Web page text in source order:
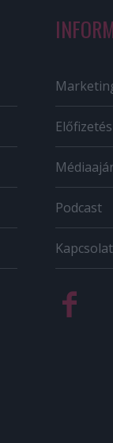
Előfizetés
Podcast
Kapcsolat